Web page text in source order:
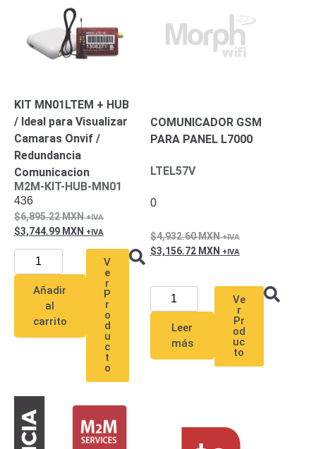
Protección
Contra
Descargas
Corriente
Servidores
Almacenamiento
Accesorios Discos
Duros
Mecánicos
(HDD) Memorias
SD /
Memorias
SD
Servidores
Aplicación
Unidades
de Estado
EPCOM
HIKVISION
Videograbadoras
KIT MN01LTEM + HUB
/ Ideal para Visualizar
Camaras Onvif /
Redundancia
Comunicacion
M2M-KIT-HUB-MN01
436
6,895.22MXN
3,744.99 MXN
Añadir
al
carrito
V
e
r
P
r
o
d
u
c
t
o
COMUNICADOR GSM
PARA PANEL L7000
LTEL57V
0
4,932.60MXN
3,156.72 MXN
Leer
más
Ve
r
Pr
od
uc
to